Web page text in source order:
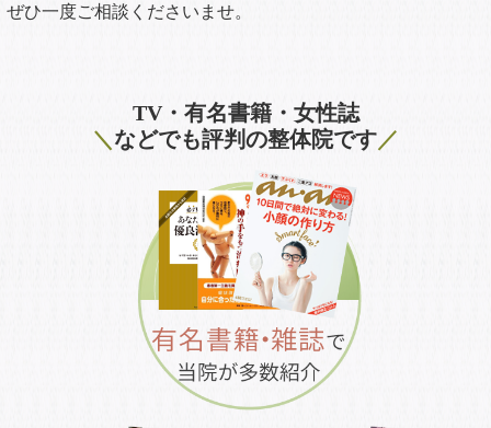
ぜひ一度ご相談くださいませ。
TV・有名書籍・女性誌
＼などでも評判の整体院です／